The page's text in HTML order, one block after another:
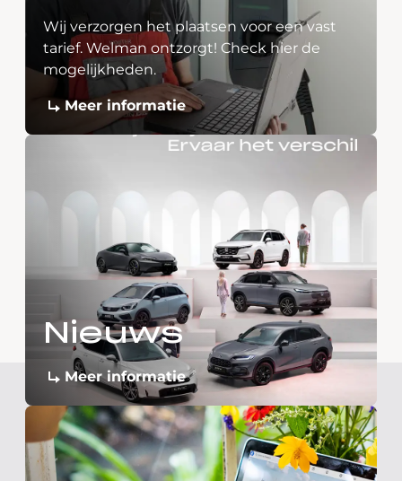
Wij verzorgen het plaatsen voor een vast
tarief. Welman ontzorgt! Check hier de
mogelijkheden.
Meer informatie
Nieuws
Meer informatie